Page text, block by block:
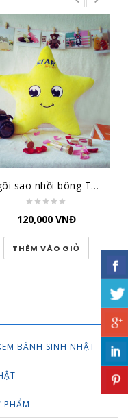
Ngôi sao nhồi bông TBNS
120,000 VNĐ
THÊM VÀO GIỎ
BÁNH SINH NHẬT
PHẨM